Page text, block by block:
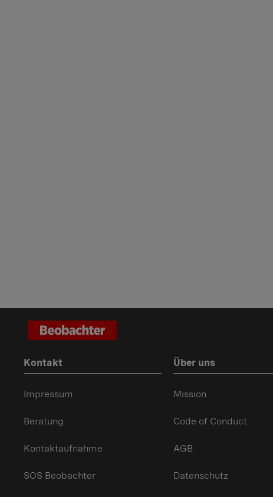
Kontakt
Impressum
Beratung
Kontaktaufnahme
SOS Beobachter
Über uns
Mission
Code of Conduct
AGB
Datenschutz